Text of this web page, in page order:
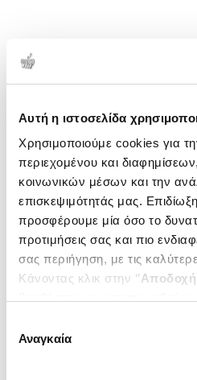
Αυτή η ιστοσελίδα
Χρησιμοποιούμε cookies για
περιεχομένου και
κοινωνικών μέσων και την
επισκεψιμότητάς μας.
προσφέρουμε μία όσο το
προτιμήσεις σας και πιο
σας περιήγηση, με τις
Κάνοντας κλικ στην ‘’
ενδιαφέρουν και να
΄΄και
συγκατάθεσης
Αναγκαία